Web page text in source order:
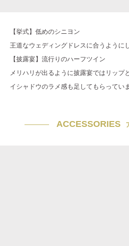
【挙式】低めのシニヨン
王道なウェディングドレスに合うように
【披露宴】流行りのハーフツイン
メリハリが出るように披露宴ではリップ
イシャドウのラメ感も足してもらっていま
ACCESSORIES